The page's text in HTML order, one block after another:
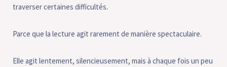
traverser certaines difficultés.
Parce que la lecture agit rarement de manière spectaculaire.
Elle agit lentement, silencieusement, mais à chaque fois un peu